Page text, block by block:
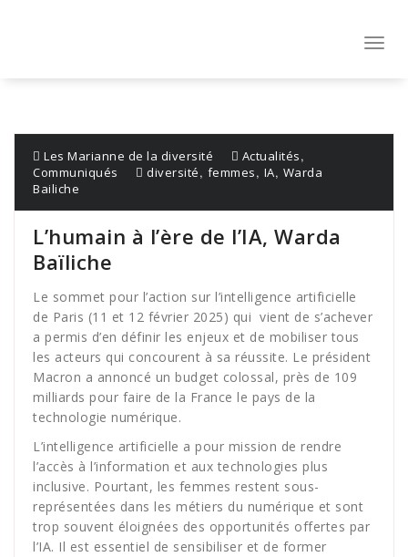
Les Marianne de la diversité Actualités,
Communiqués diversité, femmes, IA, Warda
Bailiche
L’humain à l’ère de l’IA, Warda
Baïliche
Le sommet pour l’action sur l’intelligence artificielle
de Paris (11 et 12 février 2025) qui vient de s’achever
a permis d’en définir les enjeux et de mobiliser tous
les acteurs qui concourent à sa réussite. Le président
Macron a annoncé un budget colossal, près de 109
milliards pour faire de la France le pays de la
technologie numérique.
L’intelligence artificielle a pour mission de rendre
l’accès à l’information et aux technologies plus
inclusive. Pourtant, les femmes restent sous-
représentées dans les métiers du numérique et sont
trop souvent éloignées des opportunités offertes par
l’IA. Il est essentiel de sensibiliser et de former